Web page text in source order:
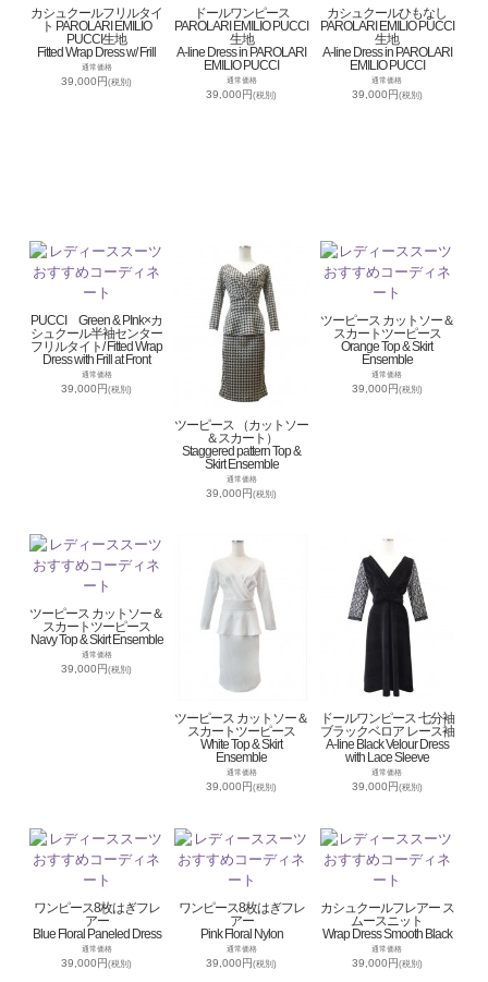
カシュクールフリルタイ
ト PAROLARI EMILIO
PUCCI生地
Fitted Wrap Dress w/ Frill
通常価格
39,000円(税別)
ドールワンピース
PAROLARI EMILIO PUCCI
生地
A-line Dress in PAROLARI
EMILIO PUCCI
通常価格
39,000円(税別)
カシュクールひもなし
PAROLARI EMILIO PUCCI
生地
A-line Dress in PAROLARI
EMILIO PUCCI
通常価格
39,000円(税別)
PUCCI Green & PInk×カ
シュクール半袖センター
フリルタイト/ Fitted Wrap
Dress with Frill at Front
通常価格
39,000円(税別)
ツーピース （カットソー
＆スカート）
Staggered pattern Top &
Skirt Ensemble
通常価格
39,000円(税別)
ツーピース カットソー＆
スカートツーピース
Orange Top & Skirt
Ensemble
通常価格
39,000円(税別)
ツーピース カットソー＆
スカートツーピース
Navy Top & Skirt Ensemble
通常価格
39,000円(税別)
ツーピース カットソー＆
スカートツーピース
White Top & Skirt
Ensemble
通常価格
39,000円(税別)
ドールワンピース 七分袖
ブラックベロア レース袖
A-line Black Velour Dress
with Lace Sleeve
通常価格
39,000円(税別)
ワンピース8枚はぎフレ
アー
Blue Floral Paneled Dress
通常価格
39,000円(税別)
ワンピース8枚はぎフレ
アー
Pink Floral Nylon
通常価格
39,000円(税別)
カシュクールフレアー ス
ムースニット
Wrap Dress Smooth Black
通常価格
39,000円(税別)